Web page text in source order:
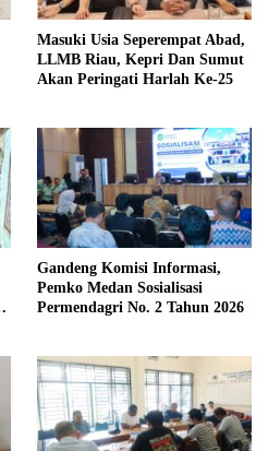
Masuki Usia Seperempat Abad,
LLMB Riau, Kepri Dan Sumut
Akan Peringati Harlah Ke-25
Gandeng Komisi Informasi,
Pemko Medan Sosialisasi
Permendagri No. 2 Tahun 2026